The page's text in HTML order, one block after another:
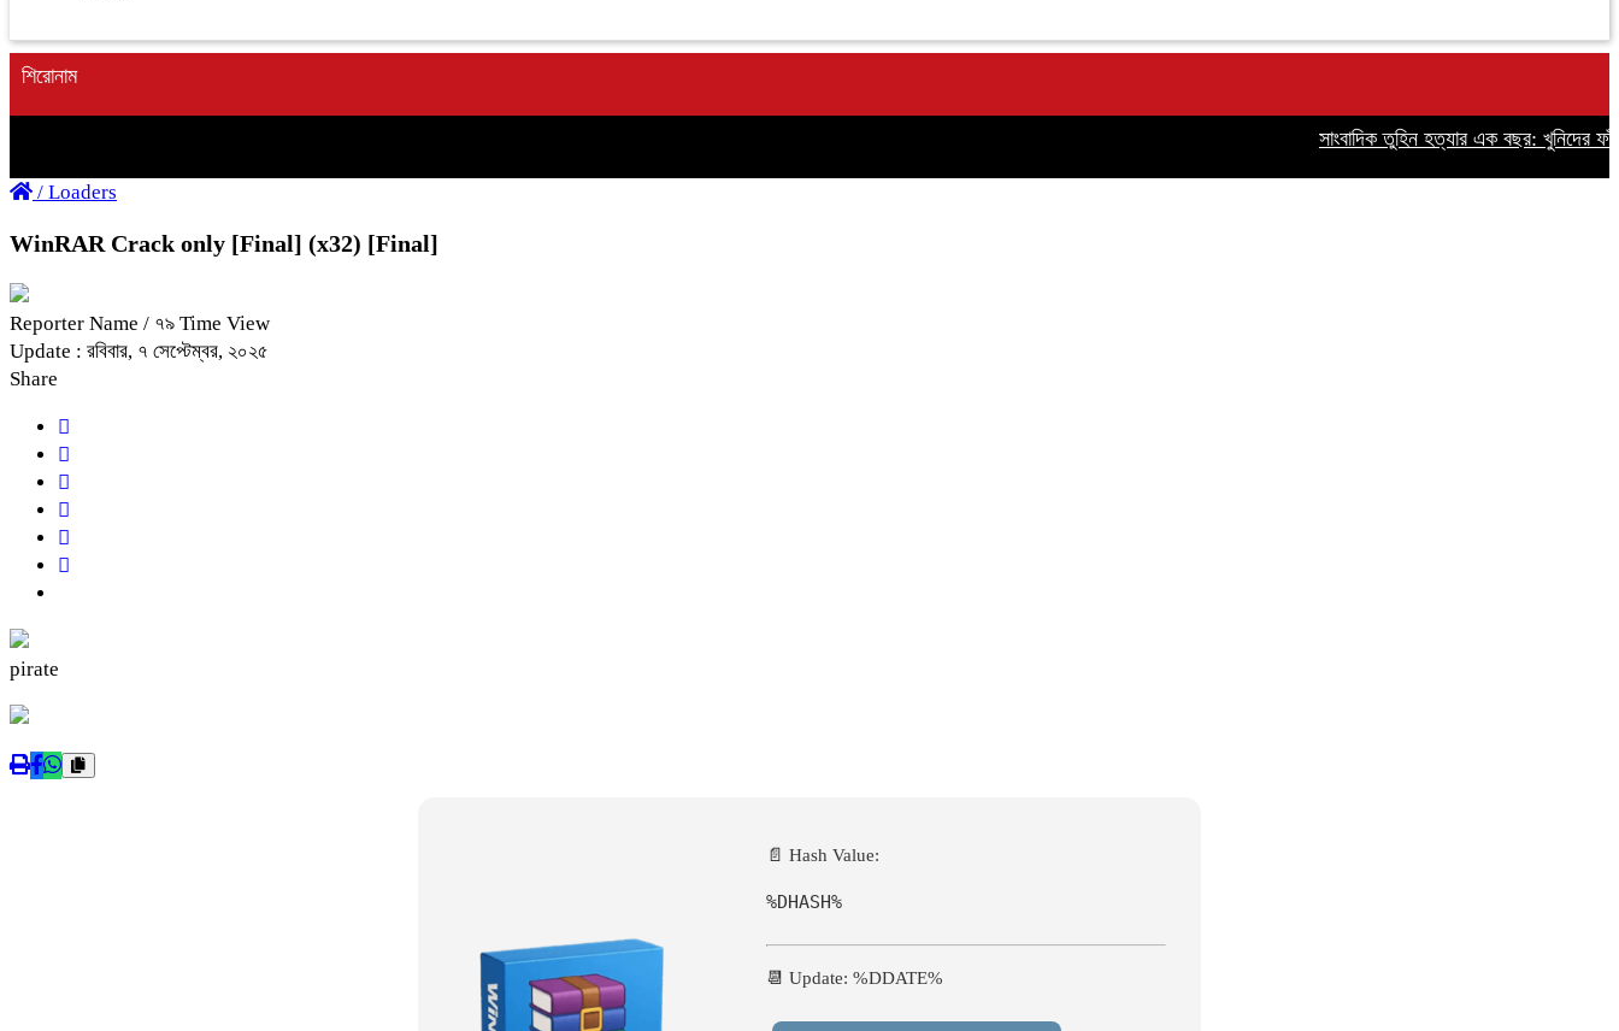
শিরোনাম
সাংবাদিক তুহিন হত্যার এক বছর: খুনিদের ফাঁসির
/ Loaders
WinRAR Crack only [Final] (x32) [Final]
Reporter Name / ৭৯ Time View
Update : রবিবার, ৭ সেপ্টেম্বর, ২০২৫
Share
pirate
📄 Hash Value:
%DHASH%
📆 Update: %DDATE%